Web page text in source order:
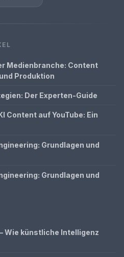
Medienbranche: Content
Produktion
Der Experten-Guide
Content auf YouTube: Ein
Grundlagen und
Grundlagen und
Wie künstliche Intelligenz